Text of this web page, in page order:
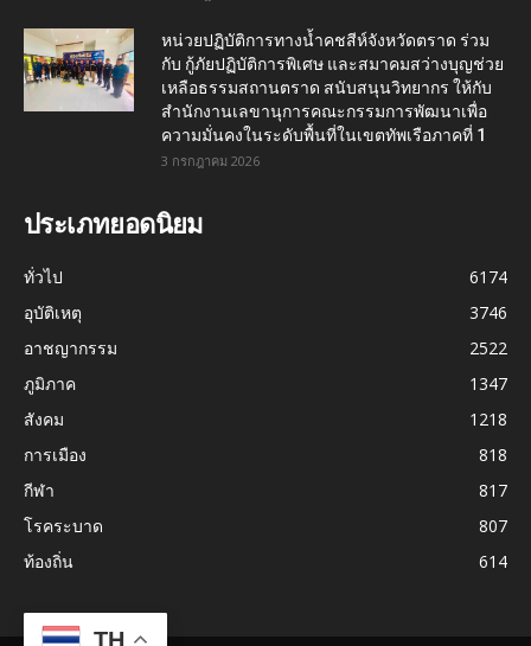
หน่วยปฏิบัติการทางน้ำคชสีห์จังหวัดตราด ร่วม
กับ กู้ภัยปฏิบัติการพิเศษ และสมาคมสว่างบุญช่วย
เหลือธรรมสถานตราด สนับสนุนวิทยากร ให้กับ
สำนักงานเลขานุการคณะกรรมการพัฒนาเพื่อ
ความมั่นคงในระดับพื้นที่ในเขตทัพเรือภาคที่ 1
3 กรกฎาคม 2026
ประเภทยอดนิยม
ทั่วไป
6174
อุบัติเหตุ
3746
อาชญากรรม
2522
ภูมิภาค
1347
สังคม
1218
การเมือง
818
กีฬา
817
โรคระบาด
807
ท้องถิ่น
614
TH